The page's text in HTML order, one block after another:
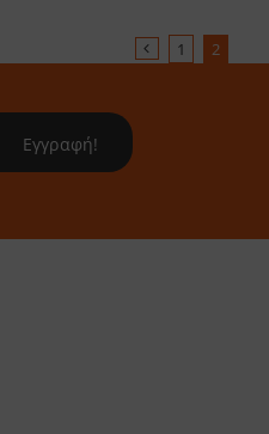
1 2
Εγγραφή!